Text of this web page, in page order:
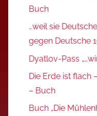
Buch
…weil sie
gegen Deutsche
Dyatlov-Pass
Die Erde ist flach
– Buch
Buch „Die